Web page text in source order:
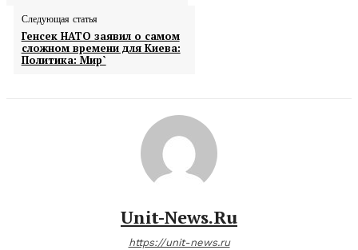
Следующая статья
Генсек НАТО заявил о самом
сложном времени для Киева:
Политика: Мир`
Unit-News.ru
https://unit-news.ru